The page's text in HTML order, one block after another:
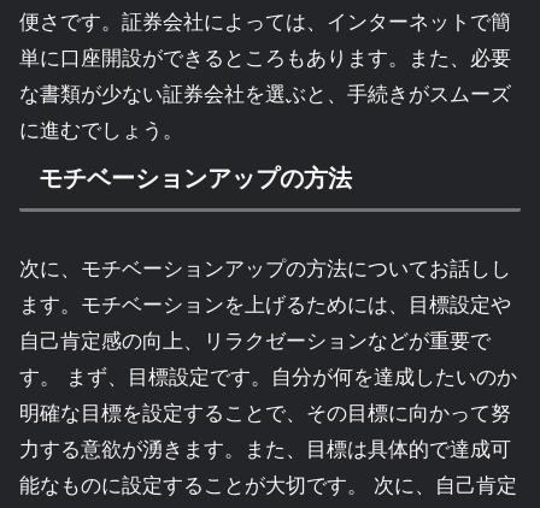
便さです。証券会社によっては、インターネットで簡
単に口座開設ができるところもあります。また、必要
な書類が少ない証券会社を選ぶと、手続きがスムーズ
に進むでしょう。
モチベーションアップの方法
次に、モチベーションアップの方法についてお話しし
ます。モチベーションを上げるためには、目標設定や
自己肯定感の向上、リラクゼーションなどが重要で
す。 まず、目標設定です。自分が何を達成したいのか
明確な目標を設定することで、その目標に向かって努
力する意欲が湧きます。また、目標は具体的で達成可
能なものに設定することが大切です。 次に、自己肯定